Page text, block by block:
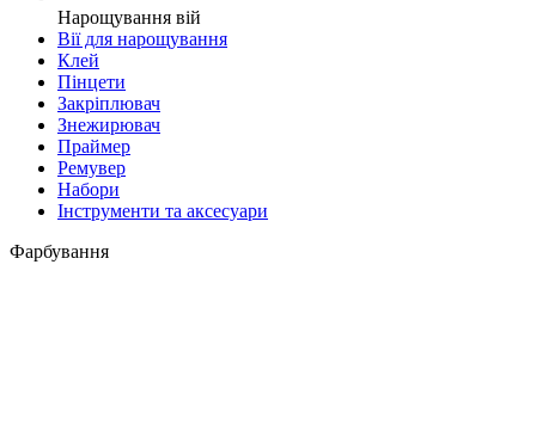
Нарощування вій
Вії для нарощування
Клей
Пінцети
Закріплювач
Знежирювач
Праймер
Ремувер
Набори
Інструменти та аксесуари
Фарбування